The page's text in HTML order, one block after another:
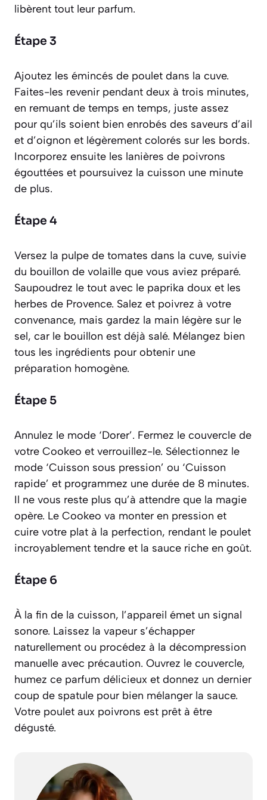
libèrent tout leur parfum.
Étape 3
Ajoutez les émincés de poulet dans la cuve.
Faites-les revenir pendant deux à trois minutes,
en remuant de temps en temps, juste assez
pour qu’ils soient bien enrobés des saveurs d’ail
et d’oignon et légèrement colorés sur les bords.
Incorporez ensuite les lanières de poivrons
égouttées et poursuivez la cuisson une minute
de plus.
Étape 4
Versez la pulpe de tomates dans la cuve, suivie
du bouillon de volaille que vous aviez préparé.
Saupoudrez le tout avec le paprika doux et les
herbes de Provence. Salez et poivrez à votre
convenance, mais gardez la main légère sur le
sel, car le bouillon est déjà salé. Mélangez bien
tous les ingrédients pour obtenir une
préparation homogène.
Étape 5
Annulez le mode ‘Dorer’. Fermez le couvercle de
votre Cookeo et verrouillez-le. Sélectionnez le
mode ‘Cuisson sous pression’ ou ‘Cuisson
rapide’ et programmez une durée de 8 minutes.
Il ne vous reste plus qu’à attendre que la magie
opère. Le Cookeo va monter en pression et
cuire votre plat à la perfection, rendant le poulet
incroyablement tendre et la sauce riche en goût.
Étape 6
À la fin de la cuisson, l’appareil émet un signal
sonore. Laissez la vapeur s’échapper
naturellement ou procédez à la décompression
manuelle avec précaution. Ouvrez le couvercle,
humez ce parfum délicieux et donnez un dernier
coup de spatule pour bien mélanger la sauce.
Votre poulet aux poivrons est prêt à être
dégusté.